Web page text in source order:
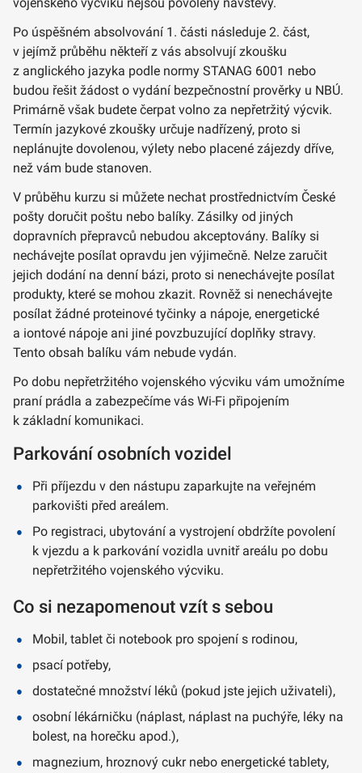
vojenského výcviku nejsou povoleny návštěvy.
Po úspěšném absolvování 1. části následuje 2. část,
v jejímž průběhu někteří z vás absolvují zkoušku
z anglického jazyka podle normy STANAG 6001 nebo
budou řešit žádost o vydání bezpečnostní prověrky u NBÚ.
Primárně však budete čerpat volno za nepřetržitý výcvik.
Termín jazykové zkoušky určuje nadřízený, proto si
neplánujte dovolenou, výlety nebo placené zájezdy dříve,
než vám bude stanoven.
V průběhu kurzu si můžete nechat prostřednictvím České
pošty doručit poštu nebo balíky. Zásilky od jiných
dopravních přepravců nebudou akceptovány. Balíky si
nechávejte posílat opravdu jen výjimečně. Nelze zaručit
jejich dodání na denní bázi, proto si nenechávejte posílat
produkty, které se mohou zkazit. Rovněž si nenechávejte
posílat žádné proteinové tyčinky a nápoje, energetické
a iontové nápoje ani jiné povzbuzující doplňky stravy.
Tento obsah balíku vám nebude vydán.
Po dobu nepřetržitého vojenského výcviku vám umožníme
praní prádla a zabezpečíme vás Wi-Fi připojením
k základní komunikaci.
Parkování osobních vozidel
Při příjezdu v den nástupu zaparkujte na veřejném
parkovišti před areálem.
Po registraci, ubytování a vystrojení obdržíte povolení
k vjezdu a k parkování vozidla uvnitř areálu po dobu
nepřetržitého vojenského výcviku.
Co si nezapomenout vzít s sebou
Mobil, tablet či notebook pro spojení s rodinou,
psací potřeby,
dostatečné množství léků (pokud jste jejich uživateli),
osobní lékárničku (náplast, náplast na puchýře, léky na
bolest, na horečku apod.),
magnezium, hroznový cukr nebo energetické tablety,